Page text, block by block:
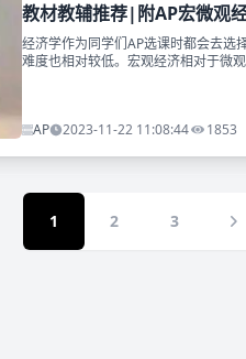
教材教辅推荐|附AP宏微观
经济学作为同学们AP选课时都会去选
难度也相对较低。宏观经济相对于微
AP 2023-11-22 11:08:44 1853
1 2 3